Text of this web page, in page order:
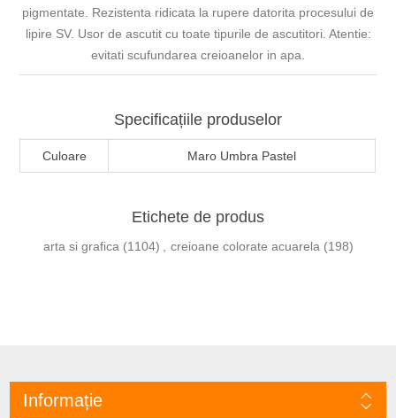
pigmentate. Rezistenta ridicata la rupere datorita procesului de
lipire SV. Usor de ascutit cu toate tipurile de ascutitori. Atentie:
evitati scufundarea creioanelor in apa.
Specificațiile produselor
Culoare Maro Umbra Pastel
Etichete de produs
arta si grafica (1104) , creioane colorate acuarela (198)
Informație